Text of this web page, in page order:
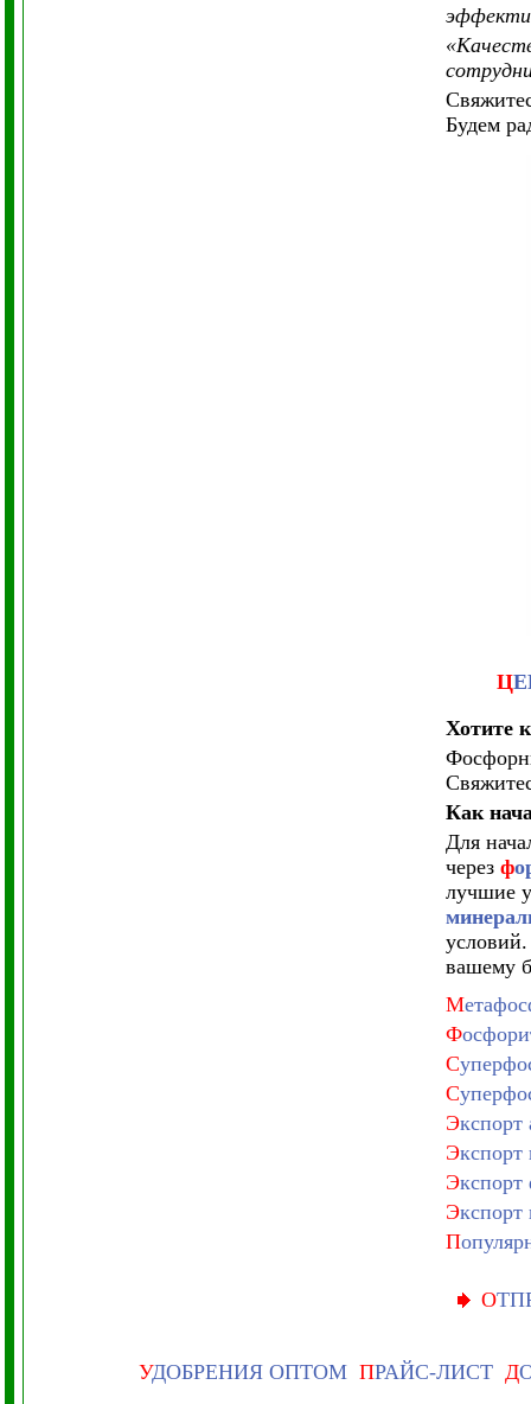
Будем
Ц
Хотите
Как
Для
через ф
лучшие
вашему
М
Ф
С
С
Экспорт
Экспорт
Э
Экспорт
П
О
УДОБРЕНИЯ ОПТОМ ПРАЙС-ЛИСТ Д